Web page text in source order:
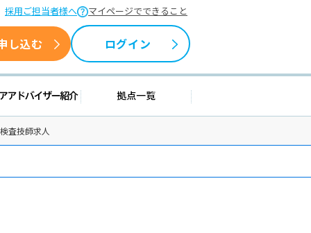
採用ご担当者様へ マイページでできること
し込む ログイン
報 キャリアアドバイザー紹介 拠点一覧
査技師求人